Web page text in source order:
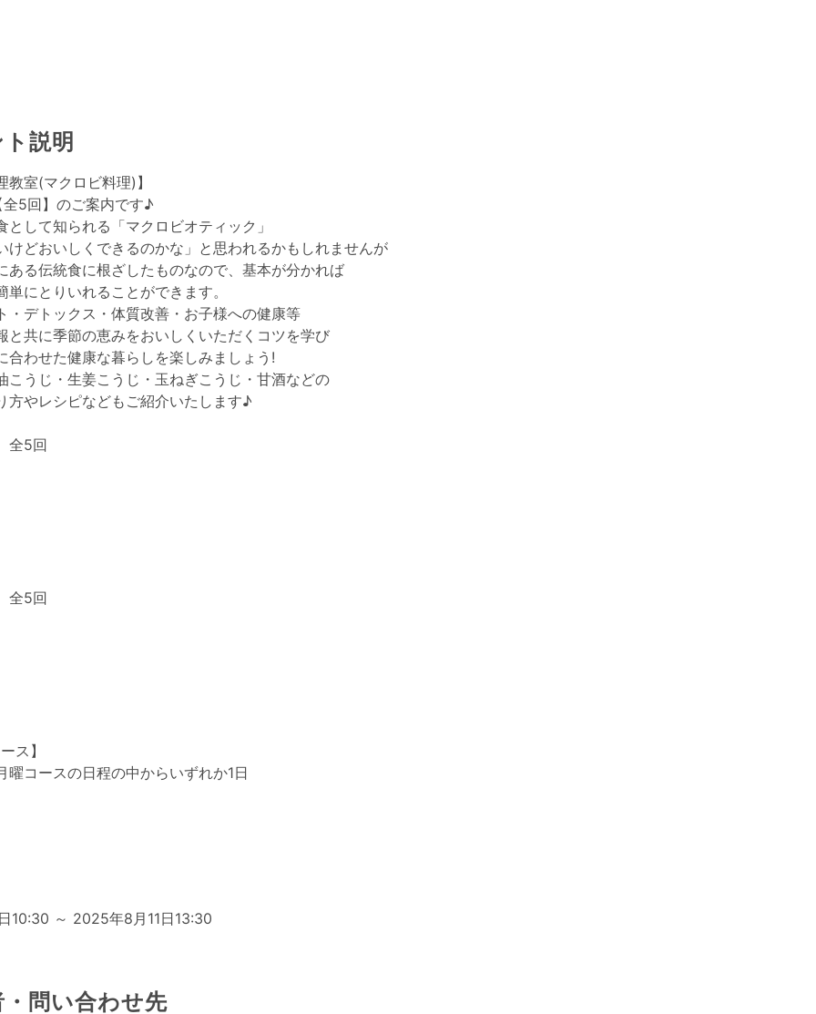
説明
教室(マクロビ料理)】
5回】のご案内です♪
として知られる「マクロビオティック」
けどおいしくできるのかな」と思われるかもしれませんが
ある伝統食に根ざしたものなので、基本が分かれば
単にとりいれることができます。
・デトックス・体質改善・お子様への健康等
と共に季節の恵みをおいしくいただくコツを学び
合わせた健康な暮らしを楽しみましょう!
こうじ・生姜こうじ・玉ねぎこうじ・甘酒などの
方やレシピなどもご紹介いたします♪
全5回
全5回
ス】
曜コースの日程の中からいずれか1日
10:30 ～ 2025年8月11日13:30
・問い合わせ先